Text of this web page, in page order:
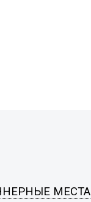
МЕСТА